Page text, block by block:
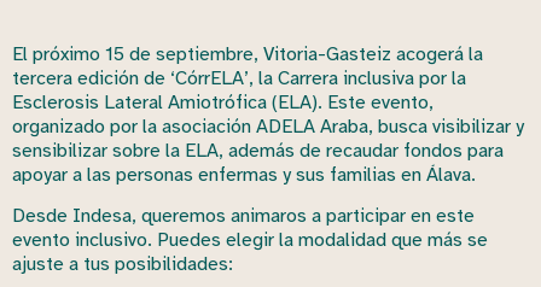
El próximo 15 de septiembre, Vitoria-Gasteiz acogerá la
tercera edición de ‘CórrELA’, la Carrera inclusiva por la
Esclerosis Lateral Amiotrófica (ELA). Este evento,
organizado por la asociación ADELA Araba, busca visibilizar y
sensibilizar sobre la ELA, además de recaudar fondos para
apoyar a las personas enfermas y sus familias en Álava.
Desde Indesa, queremos animaros a participar en este
evento inclusivo. Puedes elegir la modalidad que más se
ajuste a tus posibilidades: